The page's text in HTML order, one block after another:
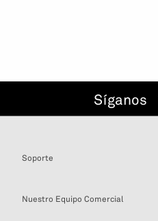
Síganos
Soporte
Nuestro Equipo Comercial